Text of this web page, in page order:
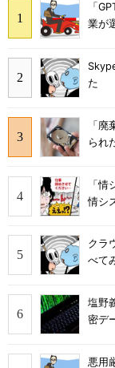
「
業が
た
「
られ
「
情シ
クラ
べて
塩野
密デ
悪用